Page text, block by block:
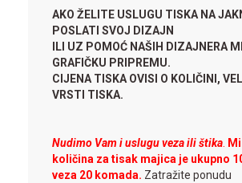
AKO ŽELITE USLUGU TISKA NA
POSLATI SVOJ DIZAJN
ILI UZ POMOĆ NAŠIH DIZAJNERA
GRAFIČKU PRIPREMU.
CIJENA TISKA OVISI O KOLIČINI,
VRSTI TISKA.
Nudimo Vam i uslugu veza ili štika
količina za tisak majica je ukupno
veza 20 komada. Zatražite ponudu